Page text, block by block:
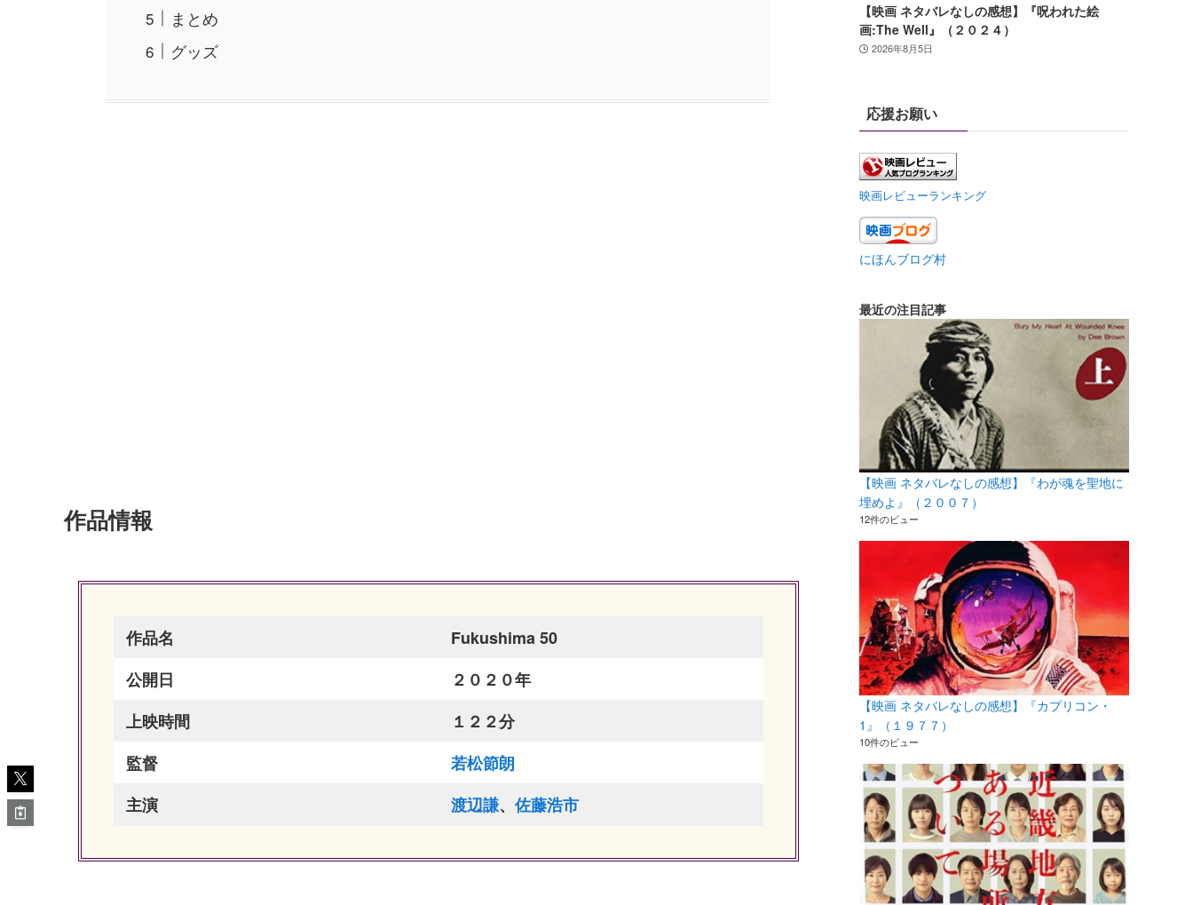
まとめ
グッズ
作品情報
作品名
Fukushima 50
公開日
２０２０年
上映時間
１２２分
監督
若松節朗
主演
渡辺謙、 佐藤浩市
【映画 ネタバレなしの感想】『呪われた絵
画:The Well』（２０２４）
2026年8月5日
応援お願い
映画レビューランキング
にほんブログ村
最近の注目記事
【映画 ネタバレなしの感想】『わが魂を聖地に
埋めよ』（２００７）
12件のビュー
【映画 ネタバレなしの感想】『カプリコン・
1』（１９７７）
10件のビュー